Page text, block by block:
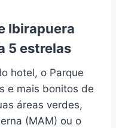
Ibirapuera
5 estrelas
hotel, o Parque
e mais bonitos de
áreas verdes,
(MAM) ou o